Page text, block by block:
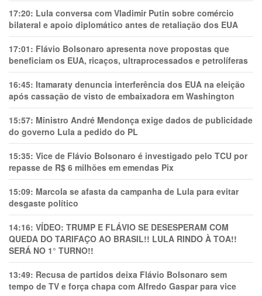
17:20: Lula conversa com Vladimir Putin sobre comércio
bilateral e apoio diplomático antes de retaliação dos EUA
17:01: Flávio Bolsonaro apresenta nove propostas que
beneficiam os EUA, ricaços, ultraprocessados e petrolíferas
16:45: Itamaraty denuncia interferência dos EUA na eleição
após cassação de visto de embaixadora em Washington
15:57: Ministro André Mendonça exige dados de publicidade
do governo Lula a pedido do PL
15:35: Vice de Flávio Bolsonaro é investigado pelo TCU por
repasse de R$ 6 milhões em emendas Pix
15:09: Marcola se afasta da campanha de Lula para evitar
desgaste político
14:16: VÍDEO: TRUMP E FLÁVIO SE DESESPERAM COM
QUEDA DO TARIFAÇO AO BRASIL!! LULA RINDO À TOA!!
SERÁ NO 1° TURNO!!
13:49: Recusa de partidos deixa Flávio Bolsonaro sem
tempo de TV e força chapa com Alfredo Gaspar para vice